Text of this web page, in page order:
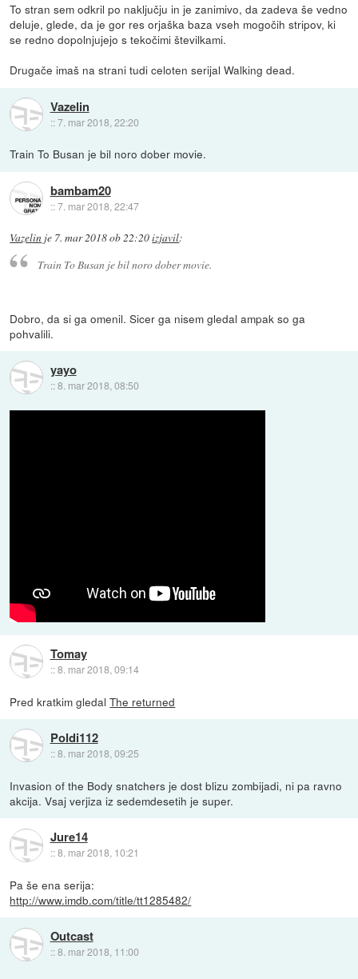
To stran sem odkril po naključju in je zanimivo, da zadeva še vedno
deluje, glede, da je gor res orjaška baza vseh mogočih stripov, ki
se redno dopolnjujejo s tekočimi številkami.
Drugače imaš na strani tudi celoten serijal Walking dead.
Vazelin
::7. mar 2018, 22:20
Train To Busan je bil noro dober movie.
bambam20
::7. mar 2018, 22:47
Vazelin je 7. mar 2018 ob 22:20izjavil:
Train To Busan je bil noro dober movie.
Dobro, da si ga omenil. Sicer ga nisem gledal ampak so ga
pohvalili.
yayo
::8. mar 2018, 08:50
Tomay
::8. mar 2018, 09:14
Pred kratkim gledalThe returned
Poldi112
::8. mar 2018, 09:25
Invasion of the Body snatchers je dost blizu zombijadi, ni pa ravno
akcija. Vsaj verjiza iz sedemdesetih je super.
Jure14
::8. mar 2018, 10:21
Pa še ena serija:
http://www.imdb.com/title/tt1285482/
Outcast
::8. mar 2018, 11:00